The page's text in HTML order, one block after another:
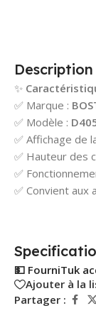
Description
✨
✅ Marque :
✅ Modèle :
✅ Affichage de
✅ Hauteur des
✅
✅ Convient
💵 FourniTuk
Ajouter à la
Partager :